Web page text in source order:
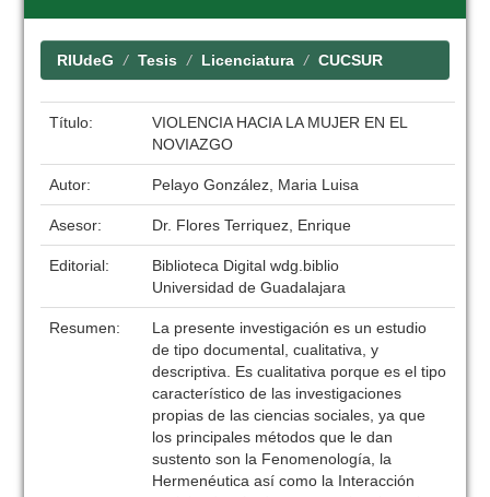
RIUdeG Tesis Licenciatura CUCSUR
Título:
VIOLENCIA HACIA LA MUJER EN EL
NOVIAZGO
Autor: Pelayo González, Maria Luisa
Asesor: Dr. Flores Terriquez, Enrique
Editorial:
Biblioteca Digital wdg.biblio
Universidad de Guadalajara
Resumen:
La presente investigación es un estudio
de tipo documental, cualitativa, y
descriptiva. Es cualitativa porque es el tipo
característico de las investigaciones
propias de las ciencias sociales, ya que
los principales métodos que le dan
sustento son la Fenomenología, la
Hermenéutica así como la Interacción